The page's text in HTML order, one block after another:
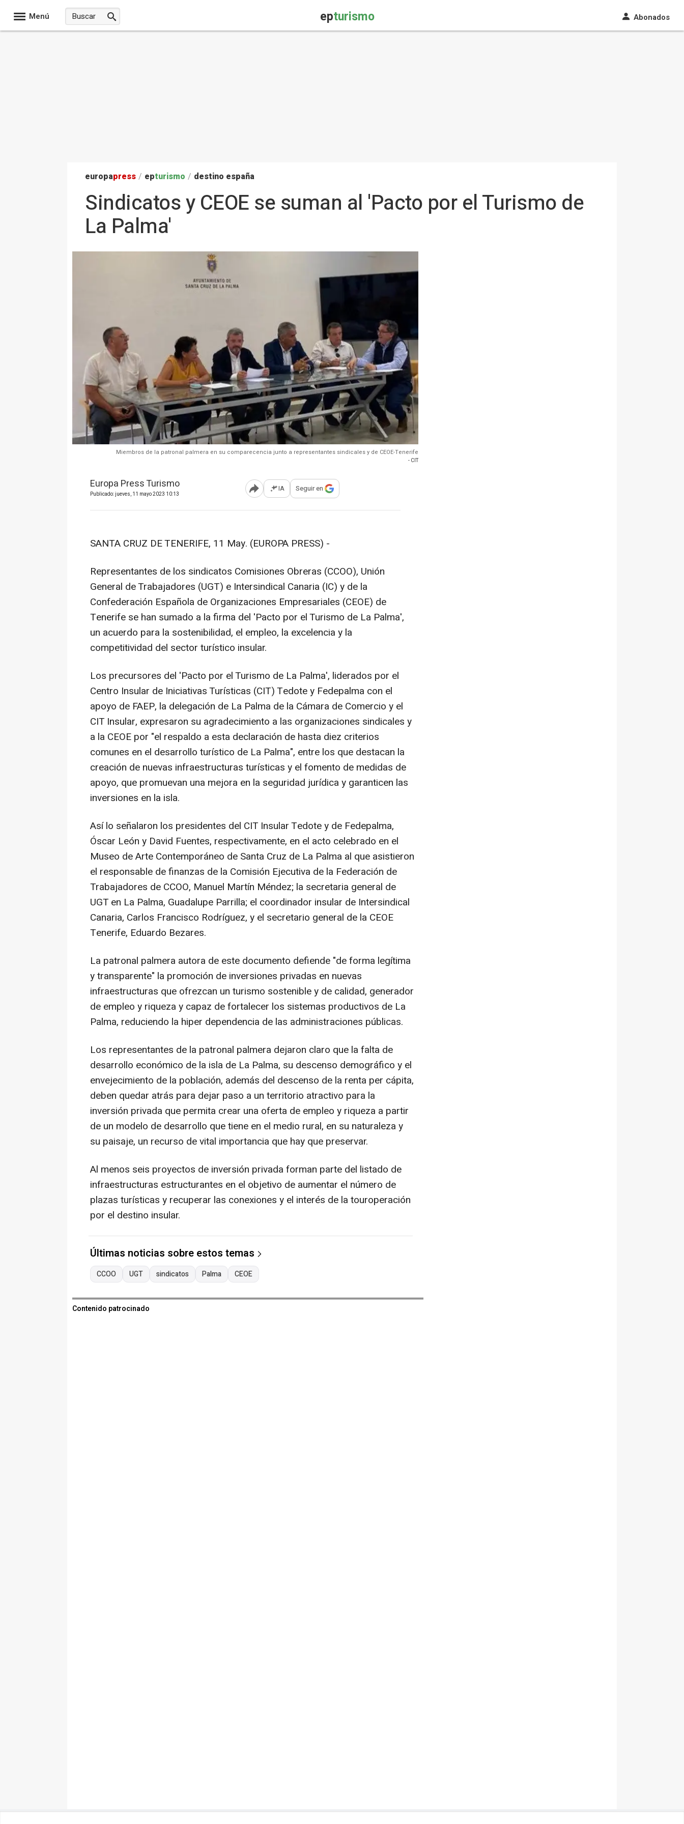
Menú epturismo Abonados
europapress / epturismo / destino españa
Sindicatos y CEOE se suman al 'Pacto por el Turismo de
La Palma'
Miembros de la patronal palmera en su comparecencia junto a representantes sindicales y de CEOE-Tenerife
- CIT
Europa Press Turismo
Publicado: jueves, 11 mayo 2023 10:13 Abrir opciones para compartir
IA Seguir en
SANTA CRUZ DE TENERIFE, 11 May. (EUROPA PRESS) -
Representantes de los sindicatos Comisiones Obreras (CCOO), Unión
General de Trabajadores (UGT) e Intersindical Canaria (IC) y de la
Confederación Española de Organizaciones Empresariales (CEOE) de
Tenerife se han sumado a la firma del 'Pacto por el Turismo de La Palma',
un acuerdo para la sostenibilidad, el empleo, la excelencia y la
competitividad del sector turístico insular.
Los precursores del 'Pacto por el Turismo de La Palma', liderados por el
Centro Insular de Iniciativas Turísticas (CIT) Tedote y Fedepalma con el
apoyo de FAEP, la delegación de La Palma de la Cámara de Comercio y el
CIT Insular, expresaron su agradecimiento a las organizaciones sindicales y
a la CEOE por "el respaldo a esta declaración de hasta diez criterios
comunes en el desarrollo turístico de La Palma", entre los que destacan la
creación de nuevas infraestructuras turísticas y el fomento de medidas de
apoyo, que promuevan una mejora en la seguridad jurídica y garanticen las
inversiones en la isla.
Así lo señalaron los presidentes del CIT Insular Tedote y de Fedepalma,
Óscar León y David Fuentes, respectivamente, en el acto celebrado en el
Museo de Arte Contemporáneo de Santa Cruz de La Palma al que asistieron
el responsable de finanzas de la Comisión Ejecutiva de la Federación de
Trabajadores de CCOO, Manuel Martín Méndez; la secretaria general de
UGT en La Palma, Guadalupe Parrilla; el coordinador insular de Intersindical
Canaria, Carlos Francisco Rodríguez, y el secretario general de la CEOE
Tenerife, Eduardo Bezares.
La patronal palmera autora de este documento defiende "de forma legítima
y transparente" la promoción de inversiones privadas en nuevas
infraestructuras que ofrezcan un turismo sostenible y de calidad, generador
de empleo y riqueza y capaz de fortalecer los sistemas productivos de La
Palma, reduciendo la hiper dependencia de las administraciones públicas.
Los representantes de la patronal palmera dejaron claro que la falta de
desarrollo económico de la isla de La Palma, su descenso demográfico y el
envejecimiento de la población, además del descenso de la renta per cápita,
deben quedar atrás para dejar paso a un territorio atractivo para la
inversión privada que permita crear una oferta de empleo y riqueza a partir
de un modelo de desarrollo que tiene en el medio rural, en su naturaleza y
su paisaje, un recurso de vital importancia que hay que preservar.
Al menos seis proyectos de inversión privada forman parte del listado de
infraestructuras estructurantes en el objetivo de aumentar el número de
plazas turísticas y recuperar las conexiones y el interés de la touroperación
por el destino insular.
Últimas noticias sobre estos temas
CCOO UGT sindicatos Palma CEOE
Contenido patrocinado